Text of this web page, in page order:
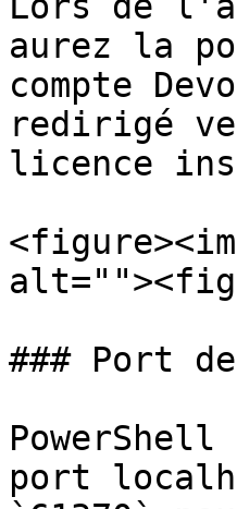
aurez la
compte
redirigé
licence
### Port
port